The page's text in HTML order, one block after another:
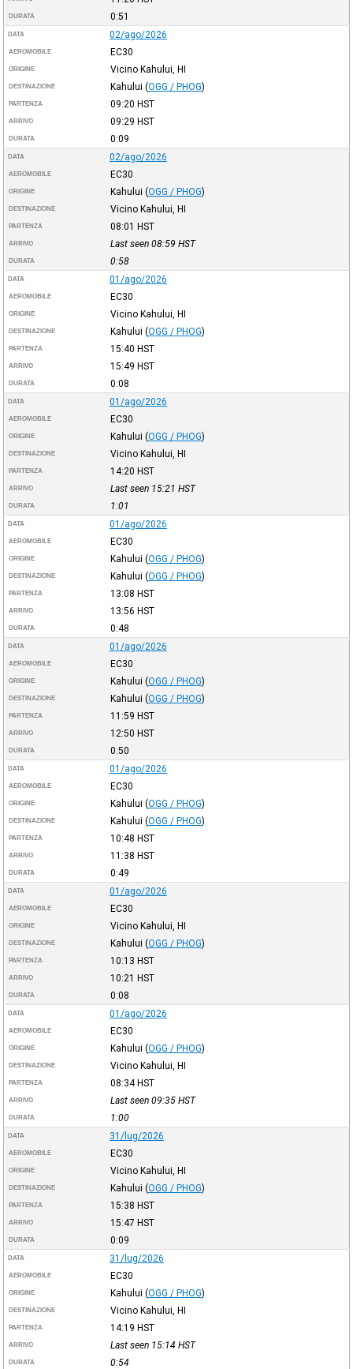
DURATA 0:51
DATA 02/ago/2026
AEROMOBILE EC30
ORIGINE Vicino Kahului, HI
DESTINAZIONE Kahului (OGG / PHOG)
PARTENZA 09:20 HST
ARRIVO 09:29 HST
DURATA 0:09
DATA 02/ago/2026
AEROMOBILE EC30
ORIGINE Kahului (OGG / PHOG)
DESTINAZIONE Vicino Kahului, HI
PARTENZA 08:01 HST
ARRIVO Last seen 08:59 HST
DURATA 0:58
DATA 01/ago/2026
AEROMOBILE EC30
ORIGINE Vicino Kahului, HI
DESTINAZIONE Kahului (OGG / PHOG)
PARTENZA 15:40 HST
ARRIVO 15:49 HST
DURATA 0:08
DATA 01/ago/2026
AEROMOBILE EC30
ORIGINE Kahului (OGG / PHOG)
DESTINAZIONE Vicino Kahului, HI
PARTENZA 14:20 HST
ARRIVO Last seen 15:21 HST
DURATA 1:01
DATA 01/ago/2026
AEROMOBILE EC30
ORIGINE Kahului (OGG / PHOG)
DESTINAZIONE Kahului (OGG / PHOG)
PARTENZA 13:08 HST
ARRIVO 13:56 HST
DURATA 0:48
DATA 01/ago/2026
AEROMOBILE EC30
ORIGINE Kahului (OGG / PHOG)
DESTINAZIONE Kahului (OGG / PHOG)
PARTENZA 11:59 HST
ARRIVO 12:50 HST
DURATA 0:50
DATA 01/ago/2026
AEROMOBILE EC30
ORIGINE Kahului (OGG / PHOG)
DESTINAZIONE Kahului (OGG / PHOG)
PARTENZA 10:48 HST
ARRIVO 11:38 HST
DURATA 0:49
DATA 01/ago/2026
AEROMOBILE EC30
ORIGINE Vicino Kahului, HI
DESTINAZIONE Kahului (OGG / PHOG)
PARTENZA 10:13 HST
ARRIVO 10:21 HST
DURATA 0:08
DATA 01/ago/2026
AEROMOBILE EC30
ORIGINE Kahului (OGG / PHOG)
DESTINAZIONE Vicino Kahului, HI
PARTENZA 08:34HST
ARRIVO Last seen 09:35 HST
DURATA 1:00
DATA 31/lug/2026
AEROMOBILE EC30
ORIGINE Vicino Kahului, HI
DESTINAZIONE Kahului (OGG / PHOG)
PARTENZA 15:38 HST
ARRIVO 15:47 HST
DURATA 0:09
DATA 31/lug/2026
AEROMOBILE EC30
ORIGINE Kahului (OGG / PHOG)
DESTINAZIONE Vicino Kahului, HI
PARTENZA 14:19 HST
ARRIVO Last seen 15:14 HST
DURATA 0:54